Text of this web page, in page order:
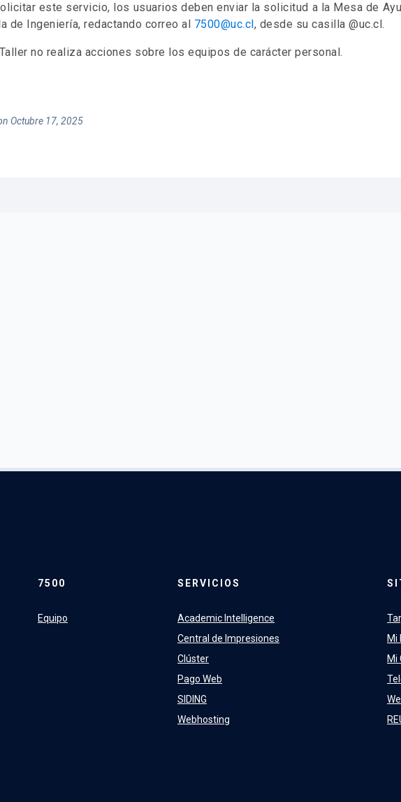
este servicio, los usuarios deben enviar la solicitud a la Mesa de
de Ingeniería, redactando correo al 7500@uc.cl, desde su casilla @uc.cl.
Taller no realiza acciones sobre los equipos de carácter personal.
Octubre 17, 2025
7500
Equipo
SERVICIOS
Academic Intelligence
Central de Impresiones
Clúster
Pago Web
SIDING
Webhosting
Mi
Mi